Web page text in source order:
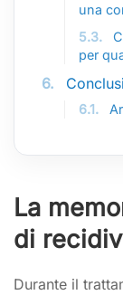
una
5.3.
per
6.
6.1.
La
di
Durante il